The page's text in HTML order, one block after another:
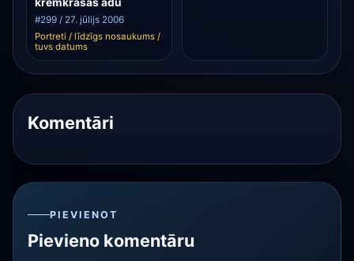
#299 / 27. jūlijs 2006
Portreti / līdzīgs nosaukums /
tuvs datums
Komentāri
PIEVIENOT
Pievieno komentāru